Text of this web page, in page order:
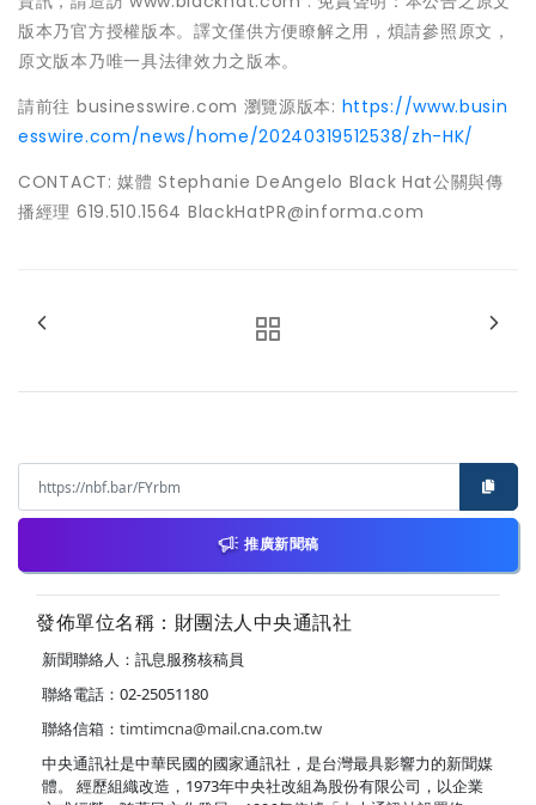
版本乃官方授權版本。譯文僅供方便瞭解之用，煩請參照原文，
原文版本乃唯一具法律效力之版本。
請前往 businesswire.com 瀏覽源版本: https://www.busin
esswire.com/news/home/20240319512538/zh-HK/
CONTACT: 媒體 Stephanie DeAngelo Black Hat公關與傳
播經理 619.510.1564 BlackHatPR@informa.com
推廣新聞稿
發佈單位名稱：財團法人中央通訊社
新聞聯絡人：訊息服務核稿員
聯絡電話：02-25051180
聯絡信箱： timtimcna@mail.cna.com.tw
中央通訊社是中華民國的國家通訊社，是台灣最具影響力的新聞媒
體。 經歷組織改造，1973年中央社改組為股份有限公司，以企業